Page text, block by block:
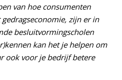
van hoe consumenten
zijn er in
besluitvormingscholen
kan het je helpen om
ook voor je bedrijf betere